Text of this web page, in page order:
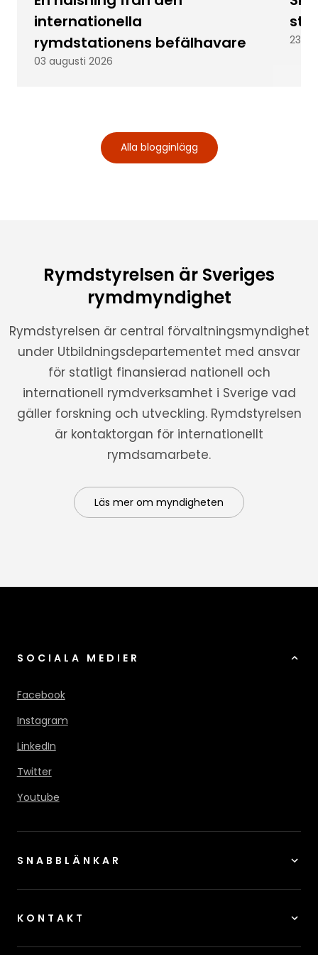
internationella
rymdstationens befälhavare
03 augusti 2026
23
Alla blogginlägg
Rymdstyrelsen är Sveriges
rymdmyndighet
Rymdstyrelsen är central förvaltningsmyndighet
under Utbildningsdepartementet med ansvar
för statligt finansierad nationell och
internationell rymdverksamhet i Sverige vad
gäller forskning och utveckling. Rymdstyrelsen
är kontaktorgan för internationellt
rymdsamarbete.
Läs mer om myndigheten
SOCIALA MEDIER
Facebook
Instagram
LinkedIn
Twitter
Youtube
SNABBLÄNKAR
KONTAKT